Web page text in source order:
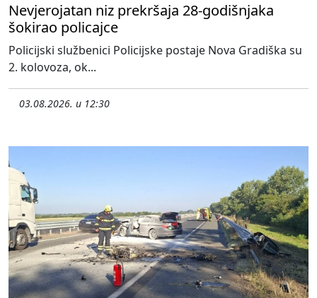
Nevjerojatan niz prekršaja 28-godišnjaka
šokirao policajce
Policijski službenici Policijske postaje Nova Gradiška su
2. kolovoza, ok...
03.08.2026. u 12:30